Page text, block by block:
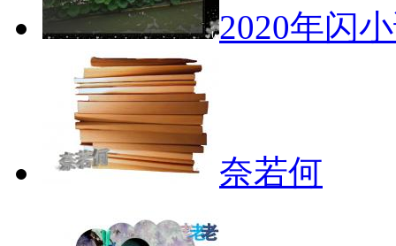
2020年闪
奈若何